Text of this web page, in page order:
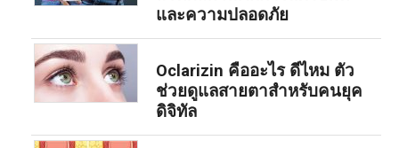
และความปลอดภัย
Oclarizin คืออะไร ดีไหม ตัว
ช่วยดูแลสายตาสำหรับคนยุค
ดิจิทัล